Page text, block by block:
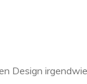
Design